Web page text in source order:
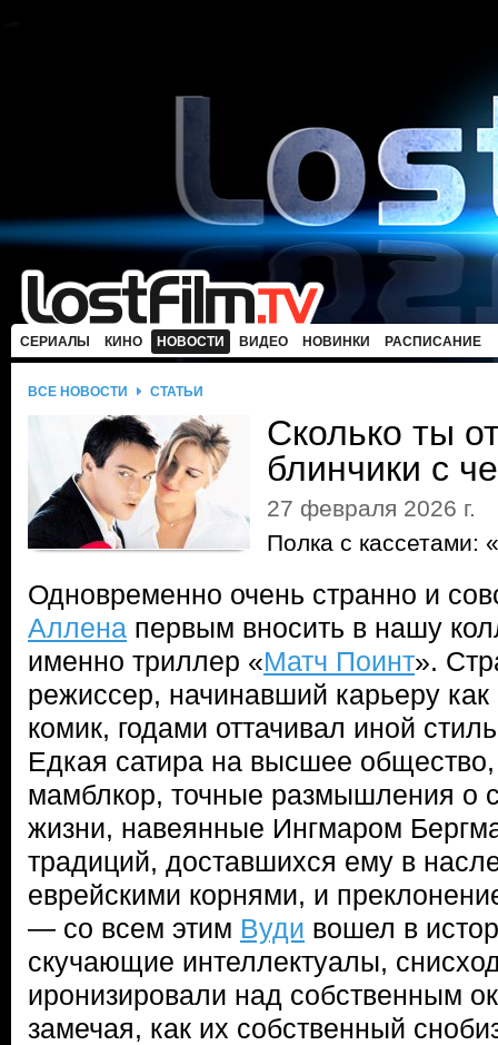
СЕРИАЛЫ КИНО НОВОСТИ ВИДЕО НОВИНКИ РАСПИСАНИЕ
ВСЕ НОВОСТИ СТАТЬИ
Сколько ты
блинчики с
27 февраля 2026 г.
Полка с кассетами:
Одновременно очень странно и
Аллена первым вносить в нашу
именно триллер «Матч Поинт».
режиссер, начинавший карьеру
комик, годами оттачивал иной
Едкая сатира на высшее
мамблкор, точные размышления о
жизни, навеянные Ингмаром
традиций, доставшихся ему в
еврейскими корнями, и
— со всем этим Вуди вошел в
скучающие интеллектуалы,
иронизировали над собственным
замечая, как их собственный